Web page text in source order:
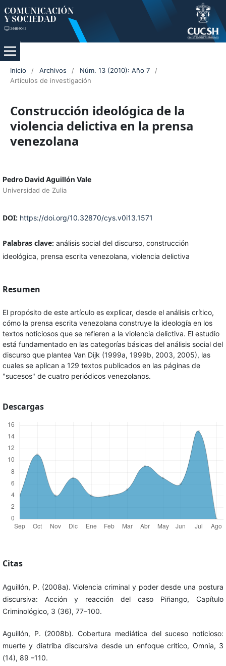
Inicio / Archivos / Núm. 13 (2010): Año 7
/
Artículos de investigación
Construcción ideológica de la
violencia delictiva en la prensa
venezolana
Pedro David Aguillón Vale
Universidad de Zulia
DOI: https://doi.org/10.32870/cys.v0i13.1571
Palabras clave: análisis social del discurso, construcción
ideológica, prensa escrita venezolana, violencia delictiva
Resumen
El propósito de este artículo es explicar, desde el análisis crítico,
cómo la prensa escrita venezolana construye la ideología en los
textos noticiosos que se refieren a la violencia delictiva. El estudio
está fundamentado en las categorías básicas del análisis social del
discurso que plantea Van Dijk (1999a, 1999b, 2003, 2005), las
cuales se aplican a 129 textos publicados en las páginas de
"sucesos" de cuatro periódicos venezolanos.
Descargas
Citas
Aguillón, P. (2008a). Violencia criminal y poder desde una postura
discursiva: Acción y reacción del caso Piñango, Capítulo
Criminológico, 3 (36), 77–100.
Aguillón, P. (2008b). Cobertura mediática del suceso noticioso:
muerte y diatriba discursiva desde un enfoque crítico, Omnia, 3
(14), 89 –110.